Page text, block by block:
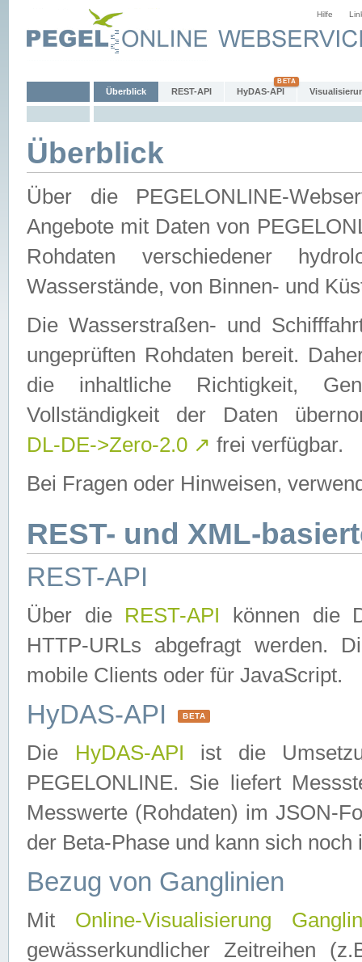
Hilfe
Überblick REST-API HyDAS-API
Überblick
Über die PEGELONLINE-
Angebote mit Daten von
Rohdaten verschiedener
Wasserstände, von Binnen- und
Die Wasserstraßen- und
ungeprüften Rohdaten bereit.
die inhaltliche Richtigkeit,
Vollständigkeit der Daten
DL-DE->Zero-2.0 ↗ frei verfügbar.
Bei Fragen oder Hinweisen,
REST- und XML-
REST-API
Über die REST-API können die
HTTP-URLs abgefragt werden.
mobile Clients oder für JavaScript.
HyDAS-API BETA
Die HyDAS-API ist die
PEGELONLINE. Sie liefert
Messwerte (Rohdaten) im JSON-
der Beta-Phase und kann sich noch
Bezug von Ganglinien
Mit Online-Visualisierung
gewässerkundlicher Zeitreihen